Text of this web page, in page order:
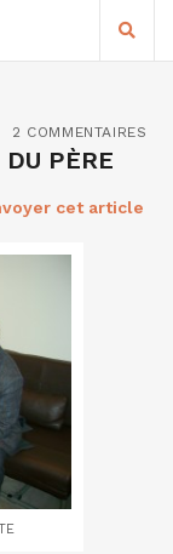
2 COMMENTAIRES
DU PÈRE
cet article